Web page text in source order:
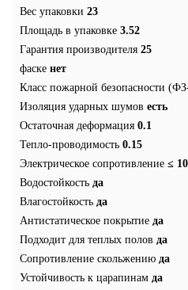
Вес упаковки 23
Площадь в упаковке 3.52
Гарантия производителя 25
фаске нет
Класс пожарной безопасности
Изоляция ударных шумов есть
Остаточная деформация 0.1
Тепло-проводимость 0.15
Электрическое сопротивление ≤
Водостойкость да
Влагостойкость да
Антистатическое покрытие да
Подходит для теплых полов да
Сопротивление скольжению да
Устойчивость к царапинам да